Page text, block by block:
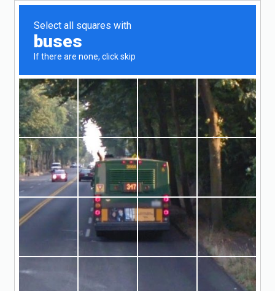
Jak založit s.r.o.
Účty a daně
Sídlo firmy
Zákony
Články
Část III. Obchodní závazkové vztahy